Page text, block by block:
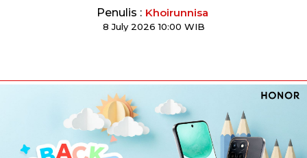
Penulis : Khoirunnisa
8 July 2026 10:00 WIB